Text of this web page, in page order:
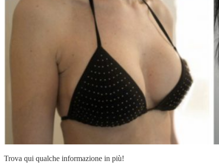
Trova qui qualche informazione in più!